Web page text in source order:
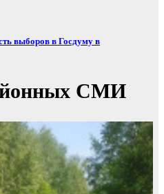
выборов в Госдуму в